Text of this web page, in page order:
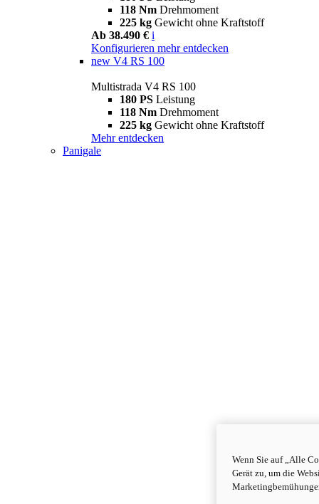
118 Nm Drehmoment
225 kg Gewicht ohne Kraftstoff
Ab 38.490 € i
Konfigurieren mehr entdecken
new V4 RS 100
Multistrada V4 RS 100
180 PS Leistung
118 Nm Drehmoment
225 kg Gewicht ohne Kraftstoff
Mehr entdecken
Panigale
Wenn Sie auf „Alle
Gerät zu, um die